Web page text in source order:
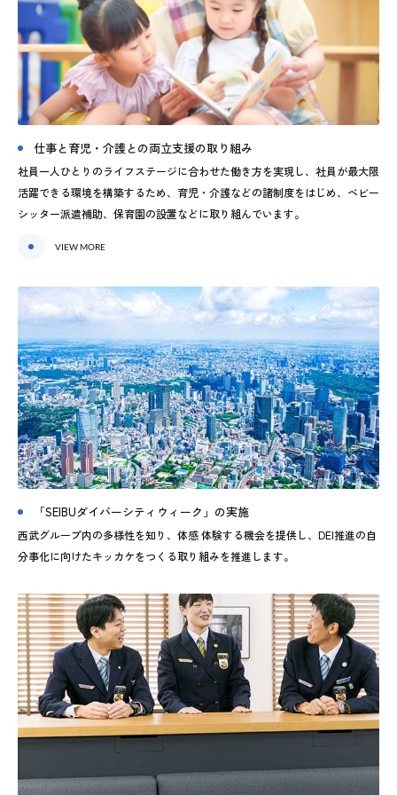
仕事と育児・介護との両立支援の取り組み
社員一人ひとりのライフステージに合わせた働き方を実現し、社員が最大限
活躍できる環境を構築するため、育児・介護などの諸制度をはじめ、ベビー
シッター派遣補助、保育園の設置などに取り組んでいます。
VIEW MORE
「SEIBUダイバーシティウィーク」の実施
西武グループ内の多様性を知り、体感 体験する機会を提供し、DEI推進の自
分事化に向けたキッカケをつくる取り組みを推進します。